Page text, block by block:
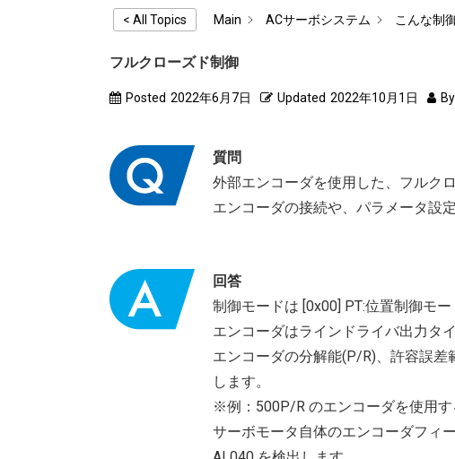
< All Topics Main ACサーボシステム こんな制
フルクローズド制御
Posted 2022年6月7日 Updated 2022年10月1日 By
質問
外部エンコーダを使用した、フルク
エンコーダの接続や、パラメータ設
回答
制御モードは [0x00] PT:位置制御モー
エンコーダはラインドライバ出力タ
エンコーダの分解能(P/R)、許容誤
します。
※例：500P/R のエンコーダを使用す
サーボモータ自体のエンコーダフィ